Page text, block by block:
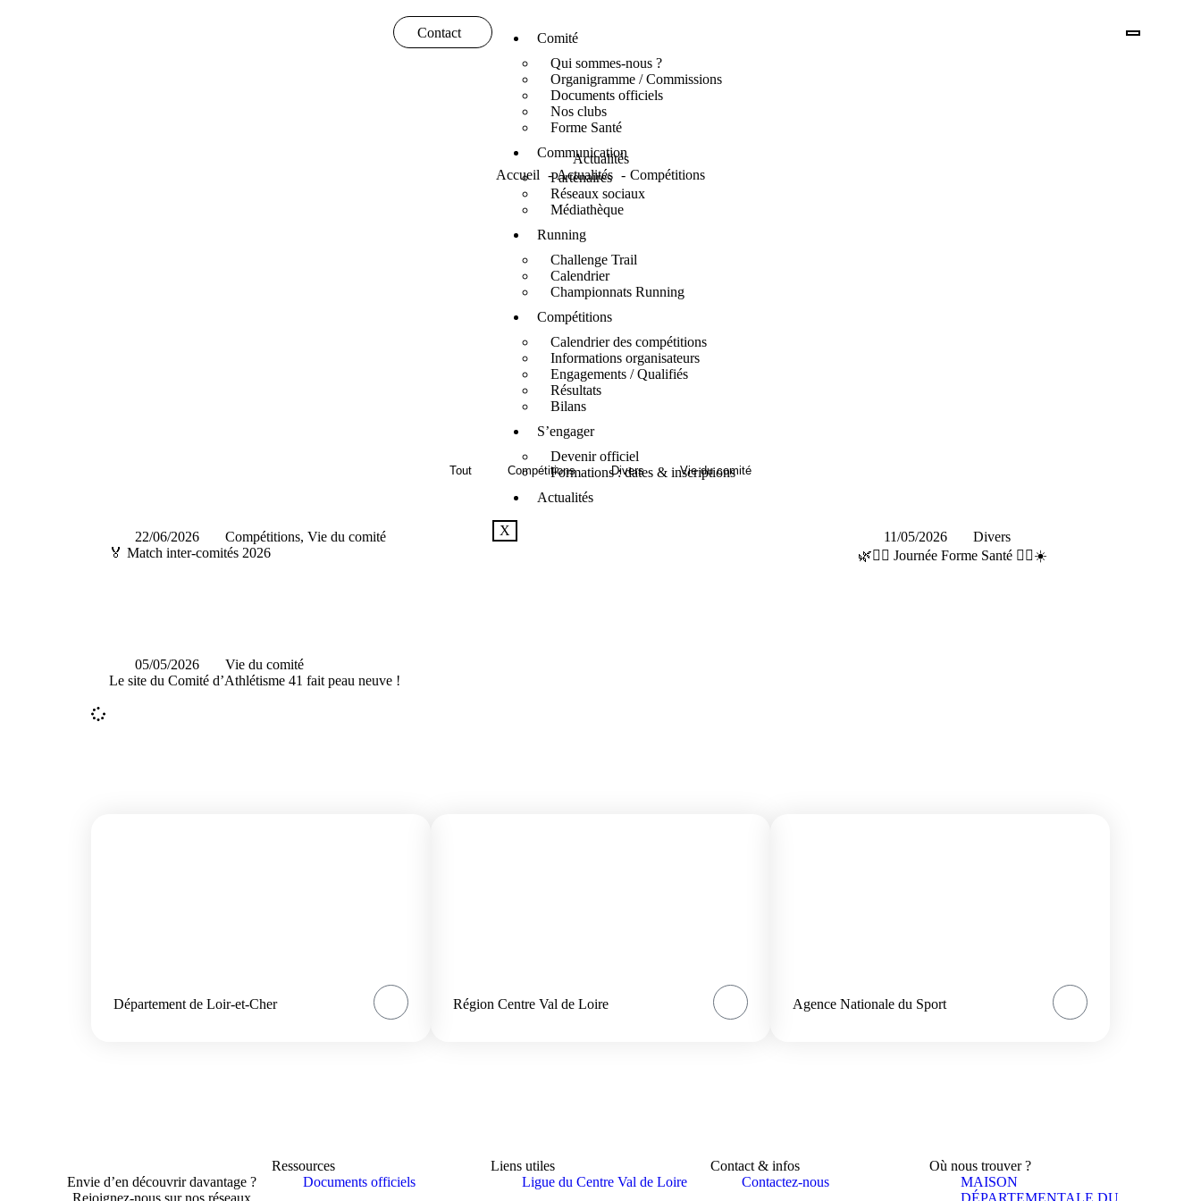
Contact
Comité
Qui sommes-nous ?
Organigramme / Commissions
Documents officiels
Nos clubs
Forme Santé
Communication
Partenaires
Réseaux sociaux
Médiathèque
Running
Challenge Trail
Calendrier
Championnats Running
Compétitions
Calendrier des compétitions
Informations organisateurs
Engagements / Qualifiés
Résultats
Bilans
S’engager
Devenir officiel
Formations : dates & inscriptions
Actualités
X
Actualités
Accueil
Actualités Compétitions
Compétitions Divers Vie du comité
Tout
22/06/2026 Compétitions, Vie du comité
🏅 Match inter-comités 2026
11/05/2026
Divers
🌿🏃‍♀️ Journée Forme Santé 🧘‍♂️☀️
05/05/2026
Vie du comité
Le site du Comité d’Athlétisme 41 fait peau neuve !
Département de Loir-et-Cher Région Centre Val de Loire Agence Nationale du Sport
Envie d’en découvrir davantage ?
Rejoignez-nous sur nos réseaux
Ressources
Documents officiels
Liens utiles
Ligue du Centre Val de Loire
Contact & infos
Contactez-nous
Où nous trouver ?
MAISON
DÉPARTEMENTALE DU